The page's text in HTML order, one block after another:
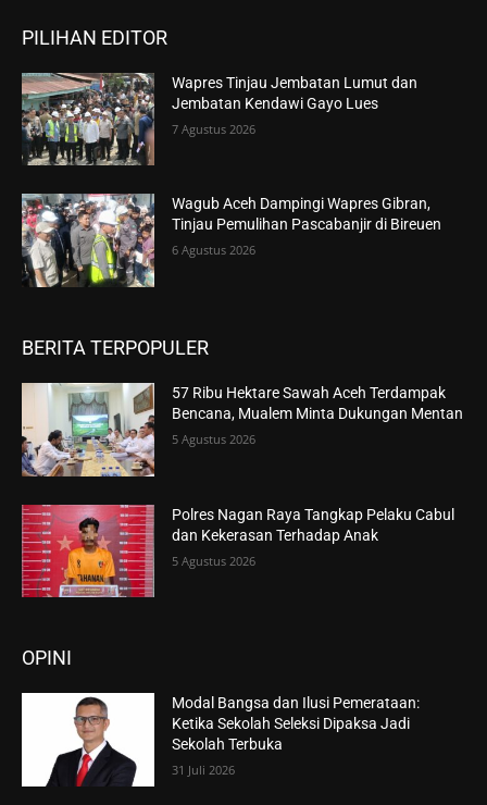
PILIHAN EDITOR
Wapres Tinjau Jembatan Lumut dan
Jembatan Kendawi Gayo Lues
7 Agustus 2026
Wagub Aceh Dampingi Wapres Gibran,
Tinjau Pemulihan Pascabanjir di Bireuen
6 Agustus 2026
BERITA TERPOPULER
57 Ribu Hektare Sawah Aceh Terdampak
Bencana, Mualem Minta Dukungan Mentan
5 Agustus 2026
Polres Nagan Raya Tangkap Pelaku Cabul
dan Kekerasan Terhadap Anak
5 Agustus 2026
OPINI
Modal Bangsa dan Ilusi Pemerataan:
Ketika Sekolah Seleksi Dipaksa Jadi
Sekolah Terbuka
31 Juli 2026